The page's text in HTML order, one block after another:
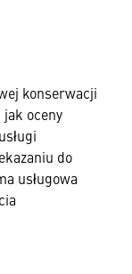
konserwacji
oceny
do
usługowa